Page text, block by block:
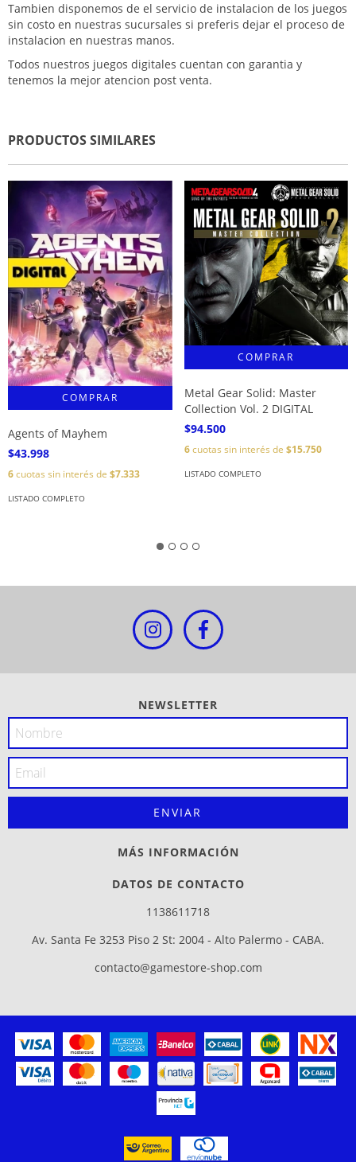
Tambien disponemos de el servicio de instalacion de los juegos
sin costo en nuestras sucursales si preferis dejar el proceso de
instalacion en nuestras manos.
Todos nuestros juegos digitales cuentan con garantia y
tenemos la mejor atencion post venta.
PRODUCTOS SIMILARES
Agents of Mayhem
$43.998
6cuotas sin interés de $7.333
LISTADO COMPLETO
Metal Gear Solid: Master
Collection Vol. 2 DIGITAL
$94.500
6cuotas sin interés de $15.750
LISTADO COMPLETO
NEWSLETTER
MÁS INFORMACIÓN
DATOS DE CONTACTO
1138611718
Av. Santa Fe 3253 Piso 2 St: 2004 - Alto Palermo - CABA.
contacto@gamestore-shop.com